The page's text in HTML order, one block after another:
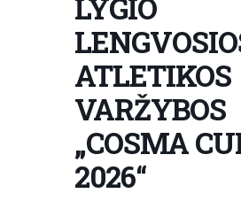
ATLETIKOS
VARŽYBOS
„COSMA
2026“